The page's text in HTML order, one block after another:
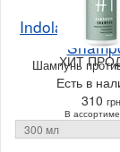
ХИТ
Indola
Шампунь
Есть в
310 грн
В